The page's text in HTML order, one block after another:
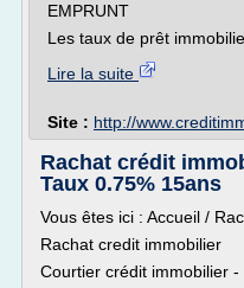
EMPRUNT
Les taux de prêt
Lire la suite
Site : http://
Rachat crédit
Taux 0.75% 15ans
Vous êtes ici : Accueil /
Rachat credit immobilier
Courtier crédit immobilier